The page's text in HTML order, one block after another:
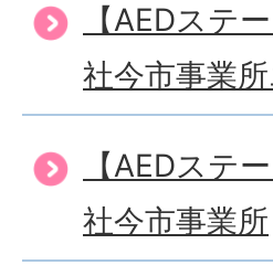
【AEDステ
社今市事業
【AEDステ
社今市事業所